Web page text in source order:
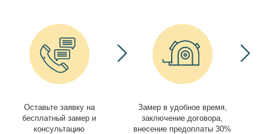
Оставьте заявку на
бесплатный замер и
консультацию
Замер в удобное время,
заключение договора,
внесение предоплаты 30%